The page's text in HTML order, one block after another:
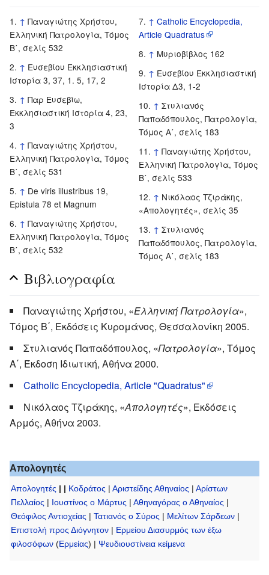
↑ Παναγιώτης Χρήστου,
Ελληνική Πατρολογία, Τόμος
Β΄, σελίς 532
↑ Ευσεβίου Εκκλησιαστική
Ιστορία 3, 37, 1. 5, 17, 2
↑ Παρ Ευσεβίω,
Εκκλησιαστική Ιστορία 4, 23,
3
↑ Παναγιώτης Χρήστου,
Ελληνική Πατρολογία, Τόμος
Β΄, σελίς 531
↑ De viris illustribus 19,
Epistula 78 et Magnum
↑ Παναγιώτης Χρήστου,
Ελληνική Πατρολογία, Τόμος
Β΄, σελίς 532
↑ Catholic Encyclopedia,
Article Quadratus
↑ Μυριοβίβλος 162
↑ Ευσεβίου Εκκλησιαστική
Ιστορία Δ3, 1-2
↑ Στυλιανός
Παπαδόπουλος, Πατρολογία,
Τόμος Α΄, σελίς 183
↑ Παναγιώτης Χρήστου,
Ελληνική Πατρολογία, Τόμος
Β΄, σελίς 533
↑ Νικόλαος Τζιράκης,
«Απολογητές», σελίς 35
↑ Στυλιανός
Παπαδόπουλος, Πατρολογία,
Τόμος Α΄, σελίς 183
Βιβλιογραφία
Παναγιώτης Χρήστου, «Ελληνική Πατρολογία»,
Τόμος Β΄, Εκδόσεις Κυρομάνος, Θεσσαλονίκη 2005.
Στυλιανός Παπαδόπουλος, «Πατρολογία», Τόμος
Α΄, Έκδοση Ιδιωτική, Αθήνα 2000.
Catholic Encyclopedia, Article "Quadratus"
Νικόλαος Τζιράκης, «Απολογητές», Εκδόσεις
Αρμός, Αθήνα 2003.
Απολογητές
Απολογητές | | Κοδράτος | Αριστείδης Αθηναίος | Αρίστων
Πελλαίος | Ιουστίνος ο Μάρτυς | Αθηναγόρας ο Αθηναίος |
Θεόφιλος Αντιοχείας | Τατιανός ο Σύρος | Μελίτων Σάρδεων |
Επιστολή προς Διόγνητον | Ερμείου Διασυρμός των έξω
φιλοσόφων (Ερμείας) | Ψευδιουστίνεια κείμενα